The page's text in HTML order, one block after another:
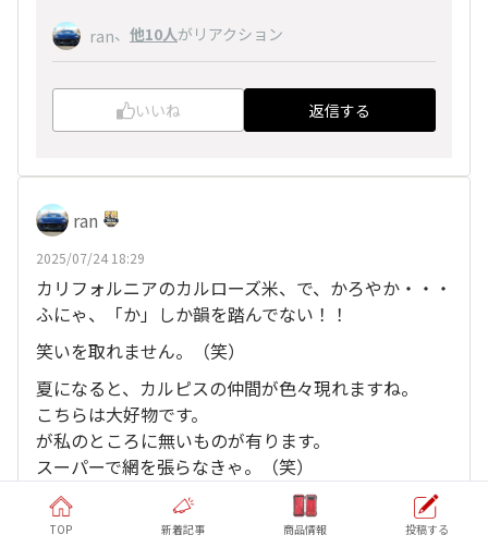
ran、 他10人がリアクション
いいね 返信する
ran
2025/07/24 18:29
カリフォルニアのカルローズ米、で、かろやか・・・
ふにゃ、「か」しか韻を踏んでない！！
笑いを取れません。（笑）
夏になると、カルピスの仲間が色々現れますね。
こちらは大好物です。
が私のところに無いものが有ります。
スーパーで網を張らなきゃ。（笑）
他10人 がリアクション
TOP 新着記事 商品情報 投稿する